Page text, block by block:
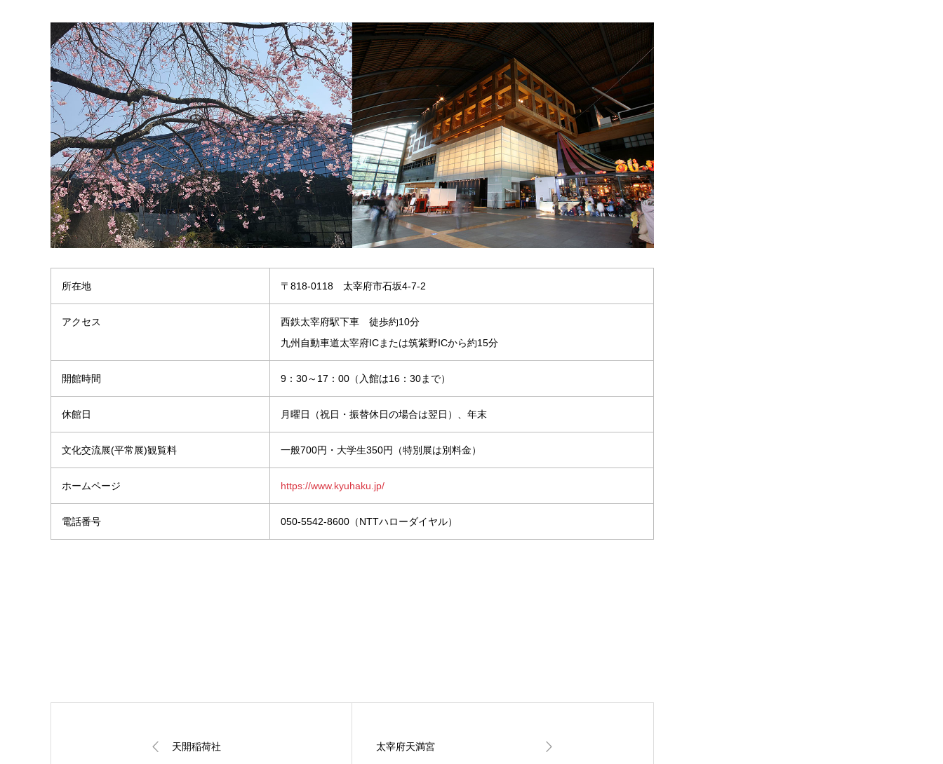
所在地 〒818-0118 太宰府市石坂4-7-2
アクセス
西鉄太宰府駅下車 徒歩約10分
九州自動車道太宰府ICまたは筑紫野ICから約15分
開館時間 9：30～17：00（入館は16：30まで）
休館日 月曜日（祝日・振替休日の場合は翌日）、年末
文化交流展(平常展)観覧料 一般700円・大学生350円（特別展は別料金）
ホームページ https://www.kyuhaku.jp/
電話番号 050-5542-8600（NTTハローダイヤル）
天開稲荷社 太宰府天満宮